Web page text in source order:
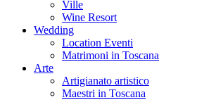
Ville
Wine Resort
Wedding
Location Eventi
Matrimoni in Toscana
Arte
Artigianato artistico
Maestri in Toscana